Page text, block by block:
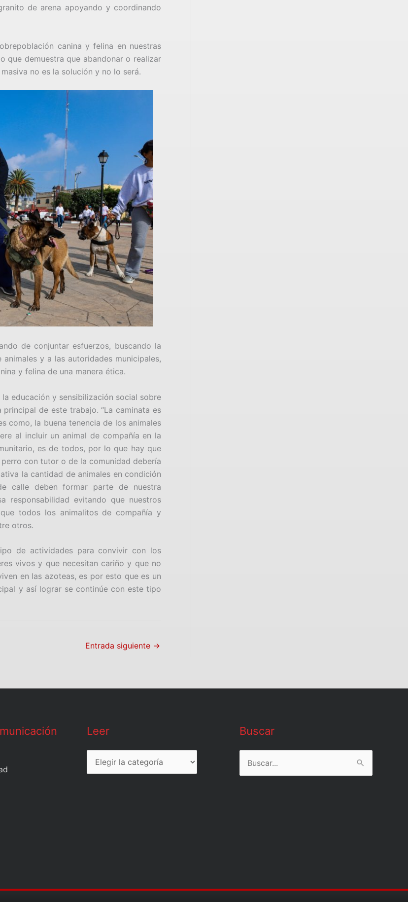
de arena apoyando y coordinando
canina y felina en nuestras
que demuestra que abandonar o realizar
no es la solución y no lo será.
de conjuntar esfuerzos, buscando la
y a las autoridades municipales,
y felina de una manera ética.
educación y sensibilización social sobre
de este trabajo. “La caminata es
como, la buena tenencia de los animales
al incluir un animal de compañía en la
es de todos, por lo que hay que
con tutor o de la comunidad debería
la cantidad de animales en condición
calle deben formar parte de nuestra
responsabilidad evitando que nuestros
todos los animalitos de compañía y
otros.
de actividades para convivir con los
vivos y que necesitan cariño y que no
en las azoteas, es por esto que es un
y así lograr se continúe con este tipo
Entrada siguiente →
Leer
Leer Buscar
Buscar
por: